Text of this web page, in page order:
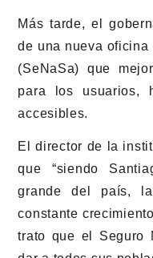
Más tarde, el
de una nueva
(SeNaSa) que
para los usuarios,
accesibles.
El director de la
que “siendo
grande del país,
constante
trato que el Seguro